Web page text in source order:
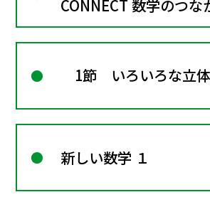
CONNECT 数学のつな
1節 いろいろな立体
新しい数学 １